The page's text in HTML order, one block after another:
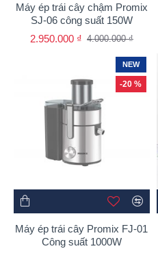
Máy ép trái cây chậm Promix
SJ-06 công suất 150W
2.950.000 ₫ 4.000.000 ₫
NEW
-20 %
Máy ép trái cây Promix FJ-01
Công suất 1000W